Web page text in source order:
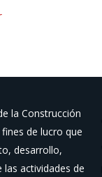
la Construcción
de lucro que
desarrollo,
actividades de